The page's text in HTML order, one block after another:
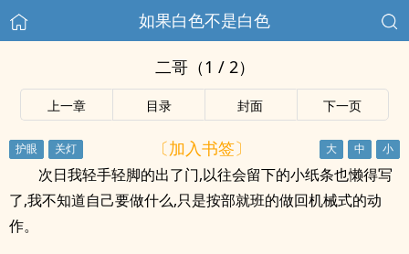
如果白色不是白色
二哥（1 / 2）
上一章 目录 封面 下一页
〔加入书签〕
次日我轻手轻脚的出了门,以往会留下的小纸条也懒得写
了,我不知道自己要做什么,只是按部就班的做回机械式的动
作。